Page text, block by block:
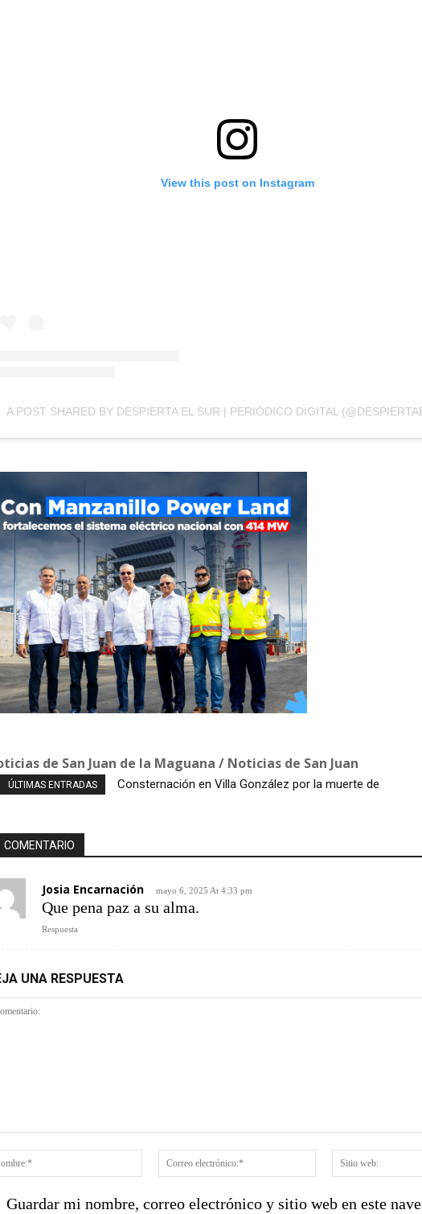
View this post on Instagram
A POST SHARED BY DESPIERTA EL SUR | PERIÓDICO DIGITAL
de San Juan de la Maguana / Noticias de San Juan
ÚLTIMAS ENTRADAS
Ministerio Público y DNCD desarticulan red de
COMENTARIO
Josia Encarnación mayo 6, 2025 At 4:33 pm
Que pena paz a su alma.
Respuesta
UNA RESPUESTA
Nombre:*
Correo
electrónico:*
Guardar mi nombre, correo electrónico y sitio web en este